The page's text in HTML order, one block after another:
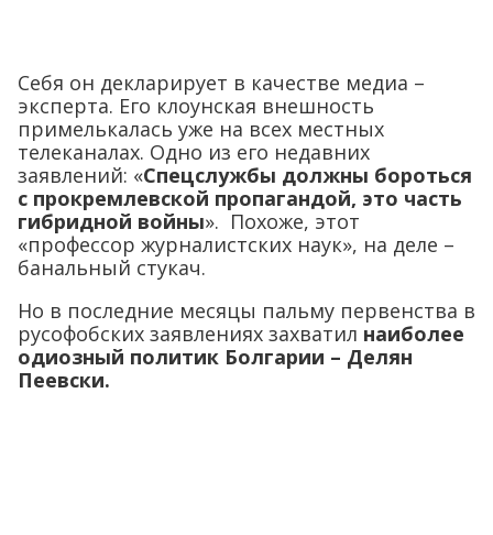
Себя он декларирует в качестве медиа –
эксперта. Его клоунская внешность
примелькалась уже на всех местных
телеканалах. Одно из его недавних
заявлений: «Спецслужбы должны бороться
с прокремлевской пропагандой, это часть
гибридной войны». Похоже, этот
«профессор журналистских наук», на деле –
банальный стукач.
Но в последние месяцы пальму первенства в
русофобских заявлениях захватил наиболее
одиозный политик Болгарии – Делян
Пеевски.